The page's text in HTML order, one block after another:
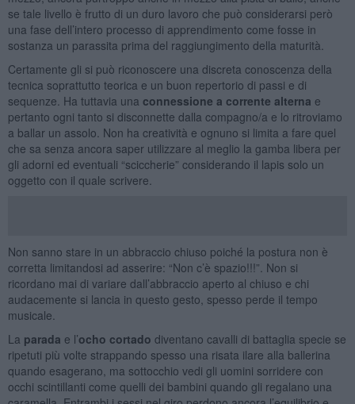
se tale livello è frutto di un duro lavoro che può considerarsi però
una fase dell’intero processo di apprendimento come fosse in
sostanza un parassita prima del raggiungimento della maturità.
Certamente gli si può riconoscere una discreta conoscenza della
tecnica soprattutto teorica e un buon repertorio di passi e di
sequenze. Ha tuttavia una connessione a corrente alterna e
pertanto ogni tanto si disconnette dalla compagno/a e lo ritroviamo
a ballar un assolo. Non ha creatività e ognuno si limita a fare quel
che sa senza ancora saper utilizzare al meglio la gamba libera per
gli adorni ed eventuali “sciccherie” considerando il lapis solo un
oggetto con il quale scrivere.
Non sanno stare in un abbraccio chiuso poiché la postura non è
corretta limitandosi ad asserire: “Non c’è spazio!!!”. Non si
ricordano mai di variare dall’abbraccio aperto al chiuso e chi
audacemente si lancia in questo gesto, spesso perde il tempo
musicale.
La parada e l’ocho cortado diventano cavalli di battaglia specie se
ripetuti più volte strappando spesso una risata ilare alla ballerina
quando esagerano, ma sottocchio vedi gli uomini sorridere con
occhi scintillanti come quelli dei bambini quando gli regalano una